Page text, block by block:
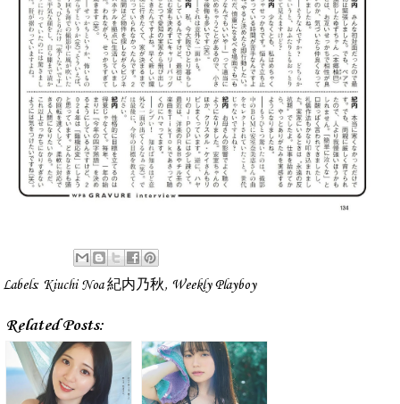
Labels: Kiuchi Noa 紀内乃秋, Weekly Playboy
Related Posts: